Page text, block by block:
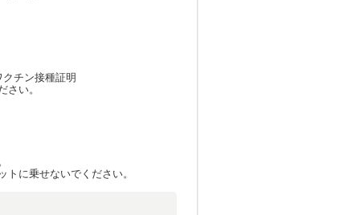
チン接種証明
い。
トに乗せないでください。